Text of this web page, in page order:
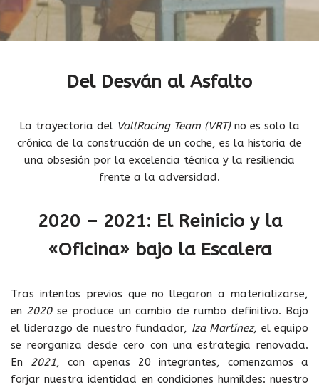
Del Desván al Asfalto
La trayectoria del VallRacing Team (VRT)no es solo la
crónica de la construcción de un coche, es la historia de
una obsesión por la excelencia técnica y la resiliencia
frente a la adversidad.
2020 – 2021: El Reinicio y la
«Oficina» bajo la Escalera
Tras intentos previos que no llegaron a materializarse,
en 2020se produce un cambio de rumbo definitivo. Bajo
el liderazgo de nuestro fundador, Iza Martínez, el equipo
se reorganiza desde cero con una estrategia renovada.
En 2021, con apenas 20 integrantes, comenzamos a
forjar nuestra identidad en condiciones humildes: nuestro